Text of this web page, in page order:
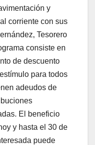
y
corriente con sus
Tesorero
consiste en
de descuento
para todos
adeudos de
El beneficio
y hasta el 30 de
puede